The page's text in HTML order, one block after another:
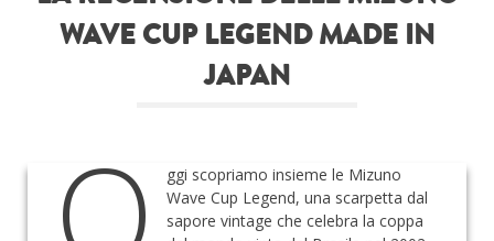
WAVE CUP LEGEND MADE IN
JAPAN
ggi scopriamo insieme le Mizuno
Wave Cup Legend, una scarpetta dal
sapore vintage che celebra la coppa